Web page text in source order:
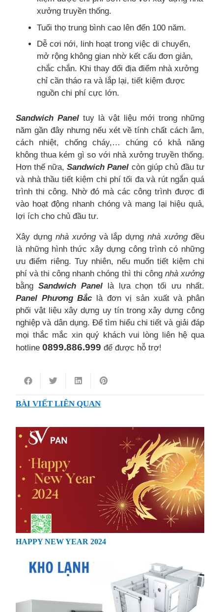
xưởng truyền thống.
Tuổi thọ trung bình cao lên đến 100 năm.
Dễ cơi nới, linh hoạt trong việc di chuyển,
mở rộng không gian nhờ kết cấu đơn giản,
chắc chắn. Khi thay đổi địa điểm nhà xưởng
chỉ cần tháo ra và lắp lại, tiết kiệm được
nguồn chi phí cực lớn.
Sandwich Panel tuy là vật liệu mới trong những
năm gần đây nhưng nếu xét về tính chất cách âm,
cách nhiệt, chống cháy,… chúng có khả năng
không thua kém gì so với nhà xưởng truyền thống.
Hơn thế nữa,Sandwich Panel còn giúp chủ đầu tư
và nhà thầu tiết kiệm chi phí tối đa và rút ngắn quá
trình thi công. Nhờ đó mà các công trình được đi
vào hoạt động nhanh chóng và mang lại hiệu quả,
lợi ích cho chủ đầu tư.
Xây dựng nhà xưởng và lắp dựngnhà xưởngđều
là những hình thức xây dựng công trình có những
ưu điểm riêng. Tuy nhiên, nếu muốn tiết kiệm chi
phí và thi công nhanh chóng thì thi công nhà xưởng
bằngSandwich Panellà lựa chọn tối ưu nhất.
Panel Phương Bắc là đơn vị sản xuất và phân
phối vật liệu xây dựng uy tín trong xây dựng công
nghiệp và dân dụng. Để tìm hiểu chi tiết và giải đáp
mọi thắc mắc xin quý khách vui lòng liên hệ qua
hotline0899.886.999 để được hỗ trợ!
BÀI VIẾT LIÊN QUAN
HAPPY NEW YEAR 2024